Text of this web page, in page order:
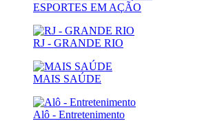
ESPORTES EM AÇÃO
RJ - GRANDE RIO
MAIS SAÚDE
Alô - Entretenimento